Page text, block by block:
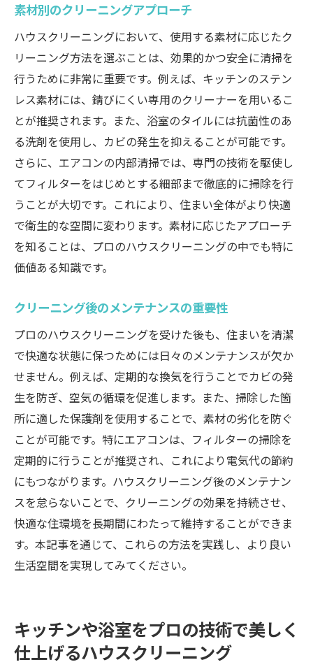
素材別のクリーニングアプローチ
ハウスクリーニングにおいて、使用する素材に応じたク
リーニング方法を選ぶことは、効果的かつ安全に清掃を
行うために非常に重要です。例えば、キッチンのステン
レス素材には、錆びにくい専用のクリーナーを用いるこ
とが推奨されます。また、浴室のタイルには抗菌性のあ
る洗剤を使用し、カビの発生を抑えることが可能です。
さらに、エアコンの内部清掃では、専門の技術を駆使し
てフィルターをはじめとする細部まで徹底的に掃除を行
うことが大切です。これにより、住まい全体がより快適
で衛生的な空間に変わります。素材に応じたアプローチ
を知ることは、プロのハウスクリーニングの中でも特に
価値ある知識です。
クリーニング後のメンテナンスの重要性
プロのハウスクリーニングを受けた後も、住まいを清潔
で快適な状態に保つためには日々のメンテナンスが欠か
せません。例えば、定期的な換気を行うことでカビの発
生を防ぎ、空気の循環を促進します。また、掃除した箇
所に適した保護剤を使用することで、素材の劣化を防ぐ
ことが可能です。特にエアコンは、フィルターの掃除を
定期的に行うことが推奨され、これにより電気代の節約
にもつながります。ハウスクリーニング後のメンテナン
スを怠らないことで、クリーニングの効果を持続させ、
快適な住環境を長期間にわたって維持することができま
す。本記事を通じて、これらの方法を実践し、より良い
生活空間を実現してみてください。
キッチンや浴室をプロの技術で美しく
仕上げるハウスクリーニング